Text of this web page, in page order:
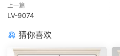
上一篇
LV-9074
猜你喜欢